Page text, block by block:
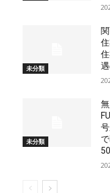
未分類
未分類